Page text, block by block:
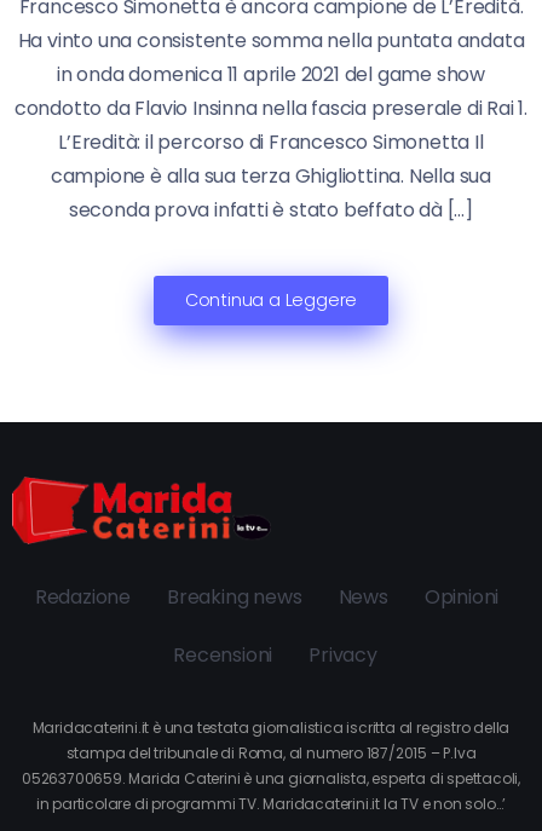
Francesco Simonetta è ancora campione de L’Eredità.
Ha vinto una consistente somma nella puntata andata
in onda domenica 11 aprile 2021 del game show
condotto da Flavio Insinna nella fascia preserale di Rai 1.
L’Eredità: il percorso di Francesco Simonetta Il
campione è alla sua terza Ghigliottina. Nella sua
seconda prova infatti è stato beffato dà […]
Continua a Leggere
Redazione Breaking news News Opinioni
Recensioni Privacy
Maridacaterini.it è una testata giornalistica iscritta al registro della
stampa del tribunale di Roma, al numero 187/2015 – P.Iva
05263700659. Marida Caterini è una giornalista, esperta di spettacoli,
in particolare di programmi TV. Maridacaterini.it la TV e non solo…’